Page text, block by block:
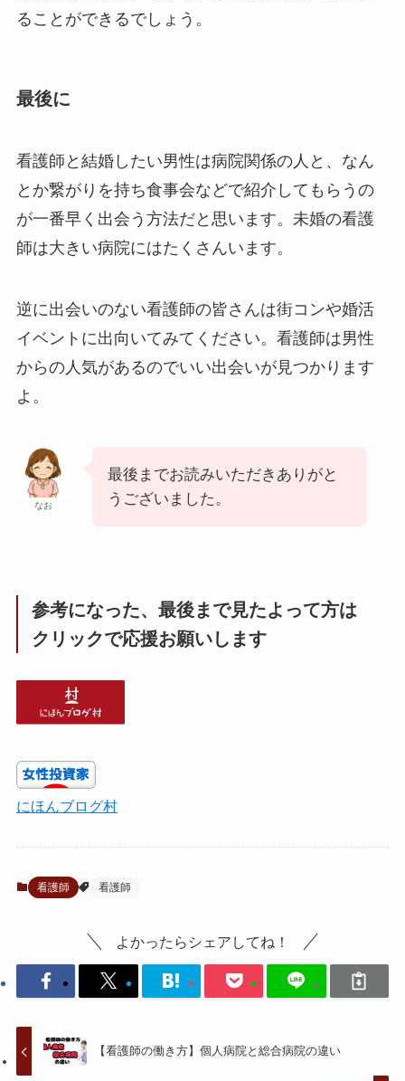
ることができるでしょう。
最後に
看護師と結婚したい男性は病院関係の人と、なん
とか繋がりを持ち食事会などで紹介してもらうの
が一番早く出会う方法だと思います。未婚の看護
師は大きい病院にはたくさんいます。
逆に出会いのない看護師の皆さんは街コンや婚活
イベントに出向いてみてください。看護師は男性
からの人気があるのでいい出会いが見つかります
よ。
なお
最後までお読みいただきありがと
うございました。
参考になった、最後まで見たよって方は
クリックで応援お願いします
にほんブログ村
看護師 看護師
よかったらシェアしてね！
【看護師の働き方】個人病院と総合病院の違い